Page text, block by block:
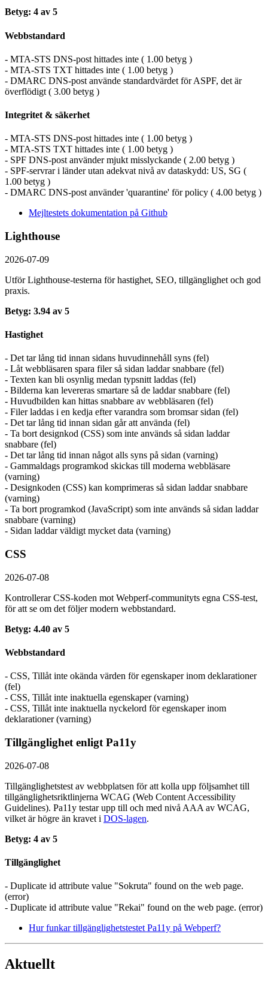
Betyg: 4 av 5
Webbstandard
- MTA-STS DNS-post hittades inte ( 1.00 betyg )
- MTA-STS TXT hittades inte ( 1.00 betyg )
- DMARC DNS-post använde standardvärdet för ASPF, det är
överflödigt ( 3.00 betyg )
Integritet & säkerhet
- MTA-STS DNS-post hittades inte ( 1.00 betyg )
- MTA-STS TXT hittades inte ( 1.00 betyg )
- SPF DNS-post använder mjukt misslyckande ( 2.00 betyg )
- SPF-servrar i länder utan adekvat nivå av dataskydd: US, SG (
1.00 betyg )
- DMARC DNS-post använder 'quarantine' för policy ( 4.00 betyg )
Mejltestets dokumentation på Github
Lighthouse
2026-07-09
Utför Lighthouse-testerna för hastighet, SEO, tillgänglighet och god
praxis.
Betyg: 3.94 av 5
Hastighet
- Det tar lång tid innan sidans huvudinnehåll syns (fel)
- Låt webbläsaren spara filer så sidan laddar snabbare (fel)
- Texten kan bli osynlig medan typsnitt laddas (fel)
- Bilderna kan levereras smartare så de laddar snabbare (fel)
- Huvudbilden kan hittas snabbare av webbläsaren (fel)
- Filer laddas i en kedja efter varandra som bromsar sidan (fel)
- Det tar lång tid innan sidan går att använda (fel)
- Ta bort designkod (CSS) som inte används så sidan laddar
snabbare (fel)
- Det tar lång tid innan något alls syns på sidan (varning)
- Gammaldags programkod skickas till moderna webbläsare
(varning)
- Designkoden (CSS) kan komprimeras så sidan laddar snabbare
(varning)
- Ta bort programkod (JavaScript) som inte används så sidan laddar
snabbare (varning)
- Sidan laddar väldigt mycket data (varning)
CSS
2026-07-08
Kontrollerar CSS-koden mot Webperf-communityts egna CSS-test,
för att se om det följer modern webbstandard.
Betyg: 4.40 av 5
Webbstandard
- CSS, Tillåt inte okända värden för egenskaper inom deklarationer
(fel)
- CSS, Tillåt inte inaktuella egenskaper (varning)
- CSS, Tillåt inte inaktuella nyckelord för egenskaper inom
deklarationer (varning)
Tillgänglighet enligt Pa11y
2026-07-08
Tillgänglighetstest av webbplatsen för att kolla upp följsamhet till
tillgänglighets­riktlinjerna WCAG (Web Content Accessibility
Guidelines). Pa11y testar upp till och med nivå AAA av WCAG,
vilket är högre än kravet i DOS-lagen.
Betyg: 4 av 5
Tillgänglighet
- Duplicate id attribute value "Sokruta" found on the web page.
(error)
- Duplicate id attribute value "Rekai" found on the web page. (error)
Hur funkar tillgänglighetstestet Pa11y på Webperf?
Aktuellt